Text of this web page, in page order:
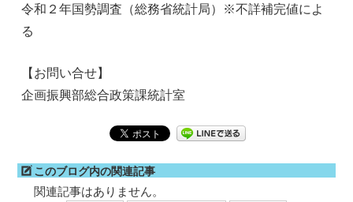
令和２年国勢調査（総務省統計局）※不詳補完値によ
る
【お問い合せ】
企画振興部総合政策課統計室
このブログ内の関連記事
関連記事はありません。